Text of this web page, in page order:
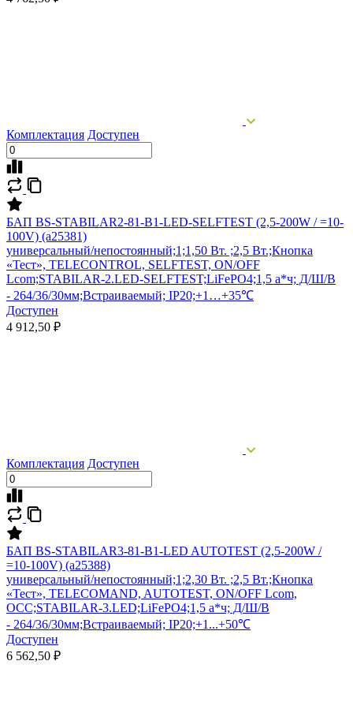
Комплектация Доступен
БАП BS-STABILAR2-81-B1-LED-SELFTEST (2,5-200W / =10-
100V) (a25381)
универсальный/непостоянный;1;1,50 Вт. ;2,5 Вт.;Кнопка
«Тест», TELECONTROL, SELFTEST, ON/OFF
Lcom;STABILAR-2.LED-SELFTEST;LiFePO4;1,5 а*ч; Д/Ш/В
- 264/36/30мм;Встраиваемый; IP20;+1…+35℃
Доступен
4 912,50 ₽
Комплектация Доступен
БАП BS-STABILAR3-81-B1-LED AUTOTEST (2,5-200W /
=10-100V) (a25388)
универсальный/непостоянный;1;2,30 Вт. ;2,5 Вт.;Кнопка
«Тест», TELECOMAND, AUTOTEST, ON/OFF Lcom,
OCC;STABILAR-3.LED;LiFePO4;1,5 а*ч; Д/Ш/В
- 264/36/30мм;Встраиваемый; IP20;+1...+50℃
Доступен
6 562,50 ₽